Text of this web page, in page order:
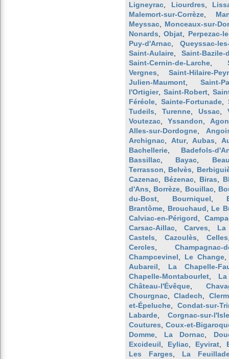
Ligneyrac
Liourdres
Malemort-sur-Corrèze
Meyssac
Monceaux-sur-
Nonards ,Objat
Perpezac-
Puy-d'Arnac ,Queyssac-
Saint-Aulaire
Saint-Bazile-
Saint-Cernin-de-Larche
Vergnes
Saint-Hilaire-
Julien-Maumont
Saint-
l'Ortigier, Saint-Robert,
Féréole
Sainte-Fortunade
Tudeils
Turenne Ussac
Voutezac ,Yssandon
Alles-sur-Dordogne
Archignac
Atur, Aubas
Bachellerie
Badefols-
Bassillac
Bayac
Terrasson
Belvès
Cazenac
Bézenac Biras
d'Ans
Borrèze Bouillac,
du-Bost
Bourniquel
Brantôme
Brouchaud
Le
Calviac-en-Périgord
Carsac-Aillac
Carves
La
Castels
Cazoulès Celles
Cercles
Champagnac-
Champcevinel
Le Change
Aubareil
La Chapelle-
Chapelle-Montabourlet
Château-l'Évêque
Chourgnac ,Cladech
et-Épeluche
Condat-sur-
Labarde
Corgnac-sur-l'Isle
Coutures ,Coux-et-
Domme
La Dornac
Excideuil
Eyliac Eyvirat
Les Farges
La